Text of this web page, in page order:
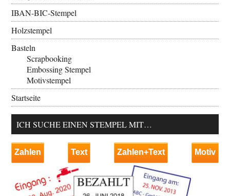
IBAN-BIC-Stempel
Holzstempel
Basteln
Scrapbooking
Embossing Stempel
Motivstempel
Startseite
ICH SUCHE EINEN STEMPEL MIT…
Zahlen Text Zahlen+Text Motiv